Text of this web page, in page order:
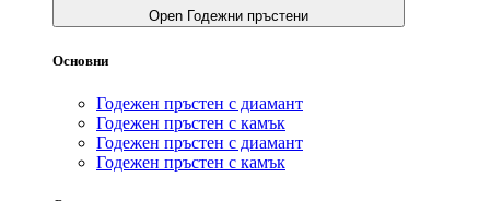
Open Годежни пръстени
Основни
Годежен пръстен с диамант
Годежен пръстен с камък
Годежен пръстен с диамант
Годежен пръстен с камък